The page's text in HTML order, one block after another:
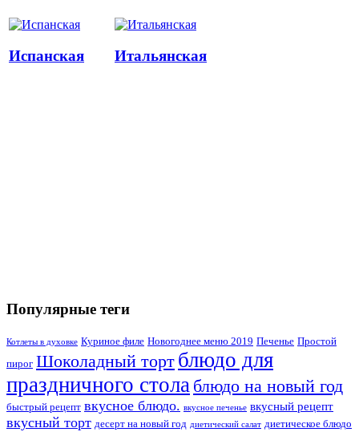
Испанская Итальянская
Популярные теги
Котлеты в духовке Куриное филе Новогоднее меню 2019 Печенье Простой
пирог Шоколадный торт блюдо для
праздничного стола блюдо на новый год
быстрый рецепт вкусное блюдо. вкусное печенье вкусный рецепт
вкусный торт десерт на новый год диетический салат диетическое блюдо